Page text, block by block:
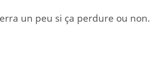
un peu si ça perdure ou non.